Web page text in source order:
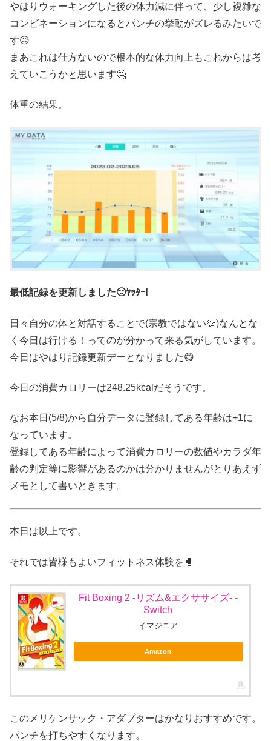
やはりウォーキングした後の体力減に伴って、少し複雑な
コンビネーションになるとパンチの挙動がズレるみたいで
す😥
まあこれは仕方ないので根本的な体力向上もこれからは考
えていこうかと思います🤔
体重の結果。
最低記録を更新しました🙂ﾔｯﾀｰ!
日々自分の体と対話することで(宗教ではない💦)なんとな
く今日は行ける！ってのが分かって来る気がしています。
今日はやはり記録更新デーとなりました😋
今日の消費カロリーは248.25kcalだそうです。
なお本日(5/8)から自分データに登録してある年齢は+1に
なっています。
登録してある年齢によって消費カロリーの数値やカラダ年
齢の判定等に影響があるのかは分かりませんがとりあえず
メモとして書いときます。
本日は以上です。
それでは皆様もよいフィットネス体験を🥊
Fit Boxing 2 -リズム&エクササイズ- -
Switch
イマジニア
Amazon
このメリケンサック・アダプターはかなりおすすめです。
パンチを打ちやすくなります。